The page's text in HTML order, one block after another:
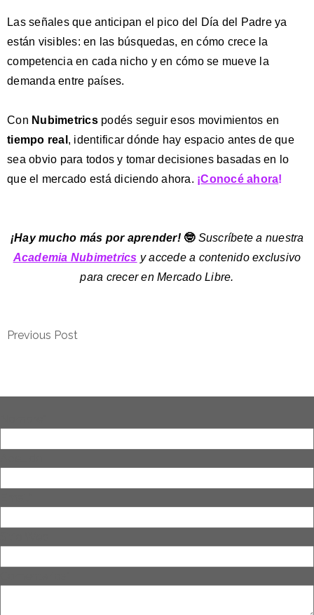
Las señales que anticipan el pico del Día del Padre ya
están visibles: en las búsquedas, en cómo crece la
competencia en cada nicho y en cómo se mueve la
demanda entre países.
Con Nubimetrics podés seguir esos movimientos en
tiempo real , identificar dónde hay espacio antes de que
sea obvio para todos y tomar decisiones basadas en lo
que el mercado está diciendo ahora. ¡Conocé ahora!
️¡Hay mucho más por aprender! 🤓 Suscríbetea nuestra
Academia Nubimetrics y accede a contenido exclusivo
para crecer en Mercado Libre.
Previous Post